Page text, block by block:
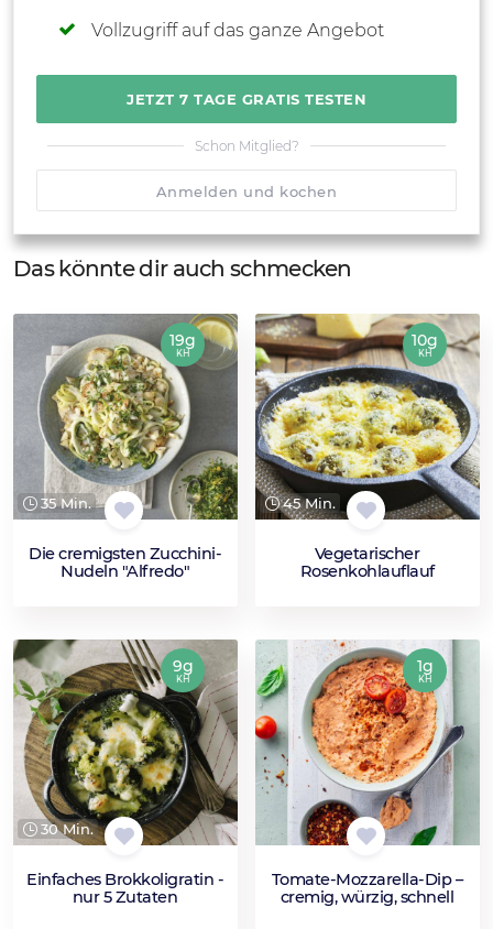
Vollzugriff auf das ganze Angebot
JETZT 7 TAGE GRATIS TESTEN
Schon Mitglied?
Anmelden und kochen
Das könnte dir auch schmecken
35 Min.
Die cremigsten Zucchini-
Nudeln "Alfredo"
19g
KH
45 Min.
Vegetarischer
Rosenkohlauflauf
10g
KH
30 Min.
Einfaches Brokkoligratin -
nur 5 Zutaten
9g
KH
Tomate‑Mozzarella‑Dip –
cremig, würzig, schnell
1g
KH